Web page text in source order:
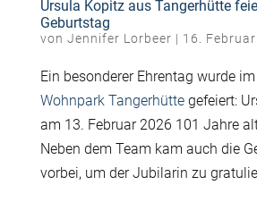
Ursula Kopitz aus Tangerhütte
Geburtstag
von Jennifer Lorbeer | 16.
Ein besonderer Ehrentag wurde im
Wohnpark Tangerhüttegefeiert:
am 13. Februar 2026 101 Jahre
Neben dem Team kam auch die
vorbei, um der Jubilarin zu